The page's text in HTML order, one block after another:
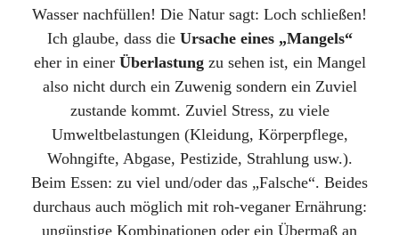
Wasser nachfüllen! Die Natur sagt: Loch schließen!
Ich glaube, dass die Ursache eines „Mangels“
eher in einer Überlastungzu sehen ist, ein Mangel
also nicht durch ein Zuwenig sondern ein Zuviel
zustande kommt. Zuviel Stress, zu viele
Umweltbelastungen (Kleidung, Körperpflege,
Wohngifte, Abgase, Pestizide, Strahlung usw.).
Beim Essen: zu viel und/oder das „Falsche“. Beides
durchaus auch möglich mit roh-veganer Ernährung:
ungünstige Kombinationen oder ein Übermaß an